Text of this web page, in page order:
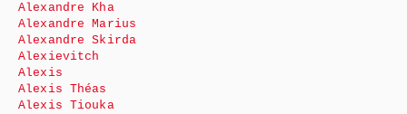
Alexandre Kha
Alexandre Marius
Alexandre Skirda
Alexievitch
Alexis
Alexis Théas
Alexis Tiouka